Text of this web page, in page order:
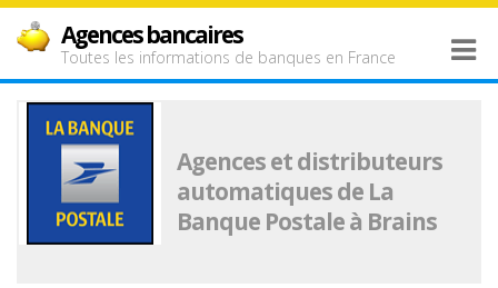
Agences bancaires
Toutes les informations de banques en France
Agences et distributeurs
automatiques de La
Banque Postale à Brains